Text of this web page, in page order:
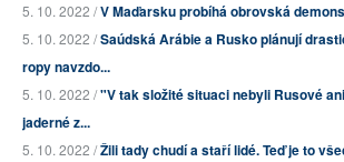
5. 10. 2022 /V Maďarsku probíhá obrovská
5. 10. 2022 /Saúdská Arábie a Rusko plánují
ropy navzdo...
5. 10. 2022 /"V tak složité situaci nebyli Rusové
jaderné z...
5. 10. 2022 /Žili tady chudí a staří lidé. Teď je to